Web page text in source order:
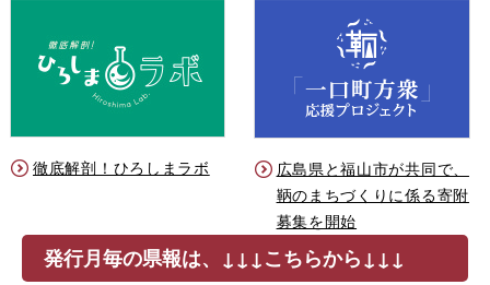
徹底解剖！ひろしまラボ
広島県と福山市が共同で、
鞆のまちづくりに係る寄附
募集を開始
発行月毎の県報は、↓↓↓こちらから↓↓↓